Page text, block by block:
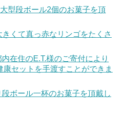
型段ボール2個のお菓子を頂
くて真っ赤なリンゴをたくさ
在住のE.T.様のご寄付により
セットを手渡すことができま
ボール一杯のお菓子を頂戴し